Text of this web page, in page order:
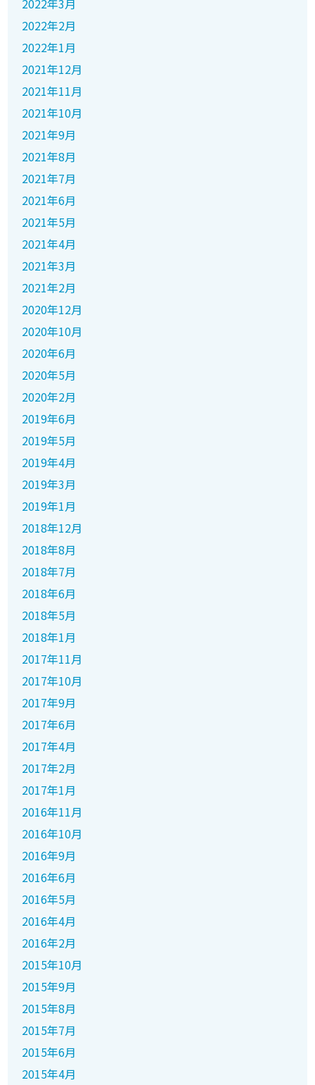
2022年3月
2022年2月
2022年1月
2021年12月
2021年11月
2021年10月
2021年9月
2021年8月
2021年7月
2021年6月
2021年5月
2021年4月
2021年3月
2021年2月
2020年12月
2020年10月
2020年6月
2020年5月
2020年2月
2019年6月
2019年5月
2019年4月
2019年3月
2019年1月
2018年12月
2018年8月
2018年7月
2018年6月
2018年5月
2018年1月
2017年11月
2017年10月
2017年9月
2017年6月
2017年4月
2017年2月
2017年1月
2016年11月
2016年10月
2016年9月
2016年6月
2016年5月
2016年4月
2016年2月
2015年10月
2015年9月
2015年8月
2015年7月
2015年6月
2015年4月